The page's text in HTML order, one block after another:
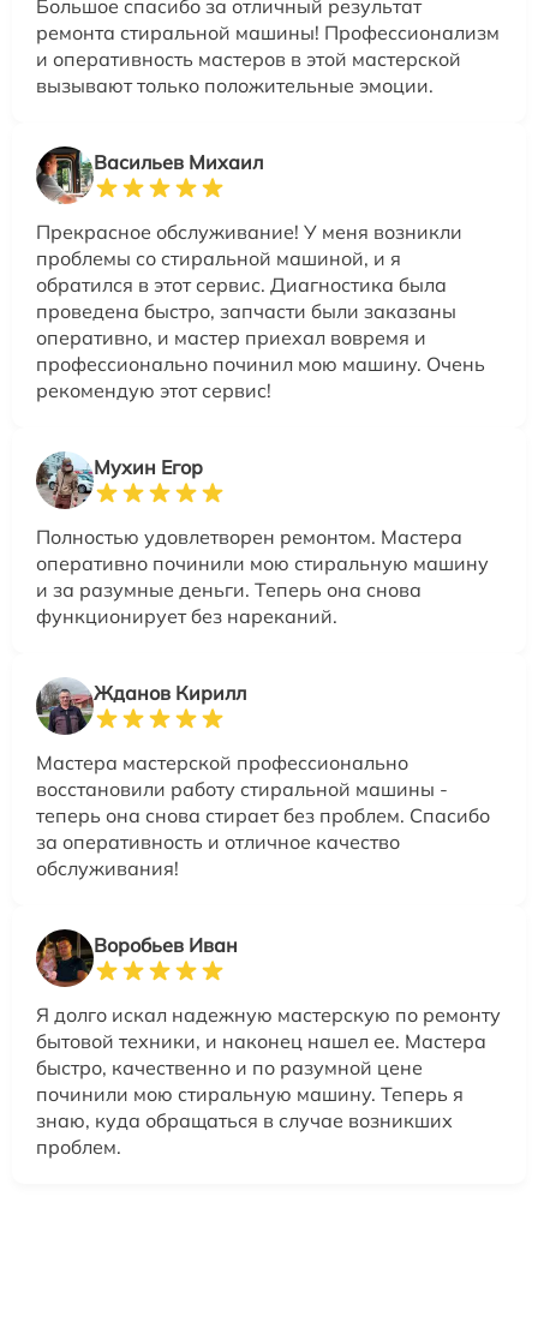
Большое спасибо за отличный результат
ремонта стиральной машины! Профессионализм
и оперативность мастеров в этой мастерской
вызывают только положительные эмоции.
Васильев Михаил
Прекрасное обслуживание! У меня возникли
проблемы со стиральной машиной, и я
обратился в этот сервис. Диагностика была
проведена быстро, запчасти были заказаны
оперативно, и мастер приехал вовремя и
профессионально починил мою машину. Очень
рекомендую этот сервис!
Мухин Егор
Полностью удовлетворен ремонтом. Мастера
оперативно починили мою стиральную машину
и за разумные деньги. Теперь она снова
функционирует без нареканий.
Жданов Кирилл
Мастера мастерской профессионально
восстановили работу стиральной машины -
теперь она снова стирает без проблем. Спасибо
за оперативность и отличное качество
обслуживания!
Воробьев Иван
Я долго искал надежную мастерскую по ремонту
бытовой техники, и наконец нашел ее. Мастера
быстро, качественно и по разумной цене
починили мою стиральную машину. Теперь я
знаю, куда обращаться в случае возникших
проблем.